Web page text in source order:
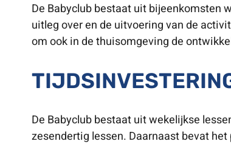
De Babyclub bestaat uit bijeenkomsten
uitleg over en de uitvoering van de
om ook in de thuisomgeving de
De Babyclub bestaat uit wekelijkse
zesendertig lessen. Daarnaast bevat